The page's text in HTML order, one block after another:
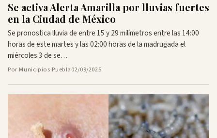
Se activa Alerta Amarilla por lluvias fuertes
en la Ciudad de México
Se pronostica lluvia de entre 15 y 29 milímetros entre las 14:00
horas de este martes y las 02:00 horas de la madrugada el
miércoles 3 de se…
Por Municipios Puebla02/09/2025